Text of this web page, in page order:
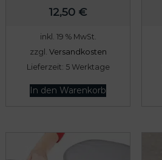
12,50 €
inkl. 19 % MwSt.
zzgl. Versandkosten
Lieferzeit: 5 Werktage
In den Warenkorb